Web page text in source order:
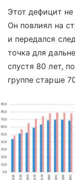
Этот дефицит
Он повлиял на
и передался
точка для
спустя 80 лет,
группе старше